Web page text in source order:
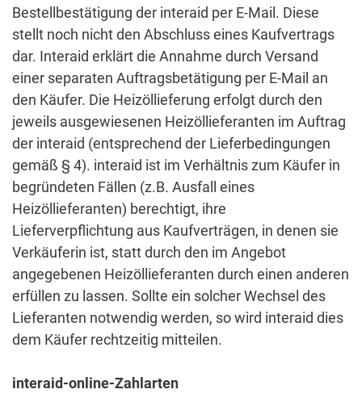
Bestellbestätigung der interaid per E-Mail. Diese
stellt noch nicht den Abschluss eines Kaufvertrags
dar. Interaid erklärt die Annahme durch Versand
einer separaten Auftragsbetätigung per E-Mail an
den Käufer. Die Heizöllieferung erfolgt durch den
jeweils ausgewiesenen Heizöllieferanten im Auftrag
der interaid (entsprechend der Lieferbedingungen
gemäß § 4). interaid ist im Verhältnis zum Käufer in
begründeten Fällen (z.B. Ausfall eines
Heizöllieferanten) berechtigt, ihre
Lieferverpflichtung aus Kaufverträgen, in denen sie
Verkäuferin ist, statt durch den im Angebot
angegebenen Heizöllieferanten durch einen anderen
erfüllen zu lassen. Sollte ein solcher Wechsel des
Lieferanten notwendig werden, so wird interaid dies
dem Käufer rechtzeitig mitteilen.
interaid-online-Zahlarten